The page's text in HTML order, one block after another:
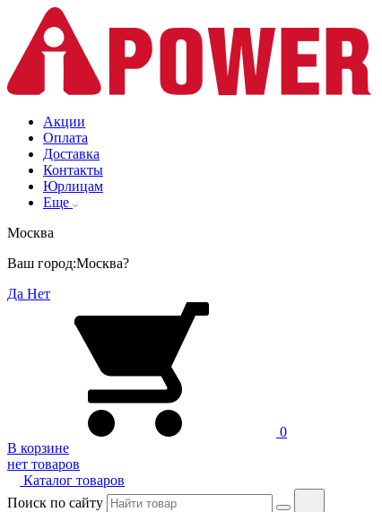
Акции
Оплата
Доставка
Контакты
Юрлицам
Еще
Москва
Ваш город:Москва?
Да Нет
0
В корзине
нет товаров
Каталог товаров
Поиск по сайту